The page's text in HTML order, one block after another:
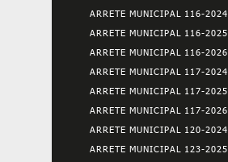
ARRETE MUNICIPAL 116-2024
ARRETE MUNICIPAL 116-2025
ARRETE MUNICIPAL 116-2026
ARRETE MUNICIPAL 117-2024
ARRETE MUNICIPAL 117-2025
ARRETE MUNICIPAL 117-2026
ARRETE MUNICIPAL 120-2024
ARRETE MUNICIPAL 123-2025